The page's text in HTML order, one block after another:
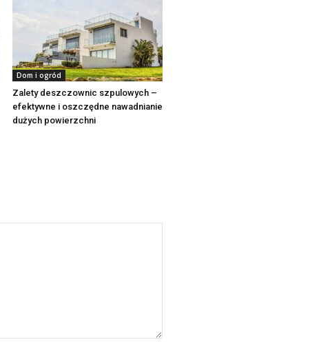
Dom i ogród
Zalety deszczownic szpulowych –
efektywne i oszczędne nawadnianie
dużych powierzchni